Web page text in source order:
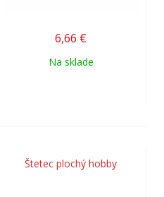
6,66 €
Na sklade
Štetec plochý hobby